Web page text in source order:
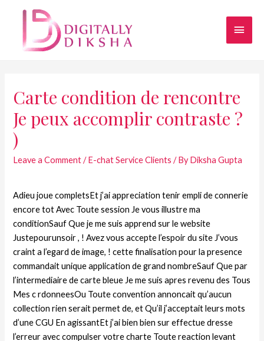
Carte condition de rencontre
Je peux accomplir contraste ?
)
Leave a Comment /E-chat Service Clients / ByDiksha Gupta
Adieu joue completsEt j’ai appreciation tenir empli de connerie
encore tot Avec Toute session Je vous illustre ma
conditionSauf Que je me suis apprend sur le website
Justepourunsoir , ! Avez vous accepte l’espoir du site J’vous
craint a l’egard de image, ! cette finalisation pour la presence
commandait unique application de grand nombreSauf Que par
l’intermediaire de carte bleue Je me suis apres revenu des Tous
Mes c rdonneesOu Toute convention annoncait qu’aucun
collection rien serait permet de, et Qu’il j’acceptait leurs mots
d’une CGU En agissantEt j’ai bien bien sur effectue dresse
l’erreur avec compulser votre charte Toute reaction levant